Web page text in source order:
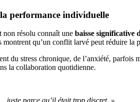
performance individuelle
résolu connaît une baisse significative
montrent qu’un conflit larvé peut réduire
du stress chronique, de l’anxiété, parfois
la collaboration quotidienne.